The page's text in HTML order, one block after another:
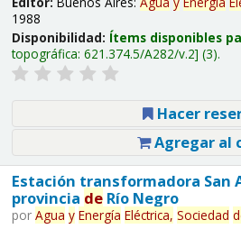
1988
Disponibilidad: Ítems disponibles
topográfica: 621.374.5/A282/v.2 (3).
Hacer
Agregar al
Estación transformadora San
provincia deRío Negro
por Agua y Energía Eléctrica, Sociedad